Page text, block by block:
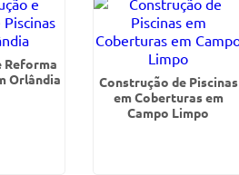
Reforma
Orlândia
Construção de Piscinas
em Coberturas em
Campo Limpo